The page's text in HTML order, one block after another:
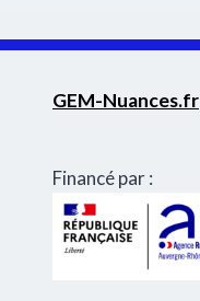
GEM-Nuances.fr
Financé par :